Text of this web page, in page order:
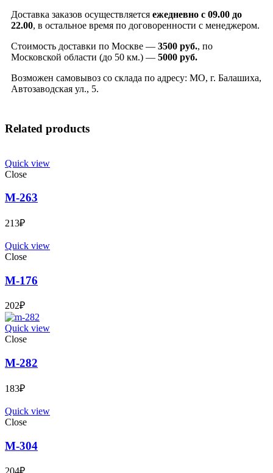
Доставка заказов осуществляется ежедневно с 09.00 до
22.00, в остальное время по договоренности с менеджером.
Стоимость доставки по Москве — 3500 руб., по
Московской области (до 50 км.) — 5000 руб.
Возможен самовывоз со склада по адресу: МО, г. Балашиха,
Автозаводская ул., 5.
Related products
Quick view
Close
М-263
213₽
Quick view
Close
М-176
202₽
Quick view
Close
М-282
183₽
Quick view
Close
М-304